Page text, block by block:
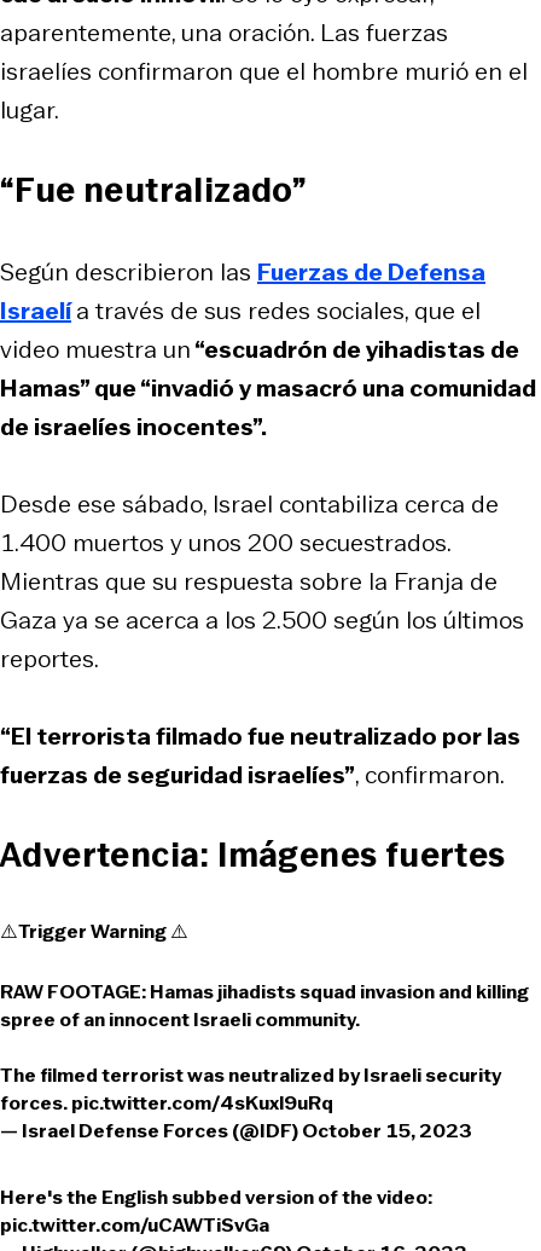
aparentemente, una oración. Las fuerzas
israelíes confirmaron que el hombre murió en el
lugar.
“Fue neutralizado”
Según describieron las Fuerzas de Defensa
Israelía través de sus redes sociales, que el
video muestra un“escuadrón de yihadistas de
Hamas” que “invadió y masacró una comunidad
de israelíes inocentes”.
Desde ese sábado, Israel contabiliza cerca de
1.400 muertos y unos 200 secuestrados.
Mientras que su respuesta sobre la Franja de
Gaza ya se acerca a los 2.500 según los últimos
reportes.
“El terrorista filmado fue neutralizado por las
fuerzas de seguridad israelíes”, confirmaron.
Advertencia: Imágenes fuertes
⚠️Trigger Warning ⚠️
RAW FOOTAGE: Hamas jihadists squad invasion and killing
spree of an innocent Israeli community.
The filmed terrorist was neutralized by Israeli security
forces.pic.twitter.com/4sKuxl9uRq
— Israel Defense Forces (@IDF)October 15, 2023
Here's the English subbed version of the video:
pic.twitter.com/uCAWTiSvGa